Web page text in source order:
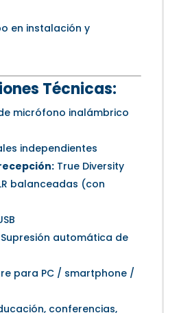
en instalación y
Técnicas:
micrófono inalámbrico
independientes
True Diversity
balanceadas (con
Supresión automática de
para PC / smartphone /
conferencias,